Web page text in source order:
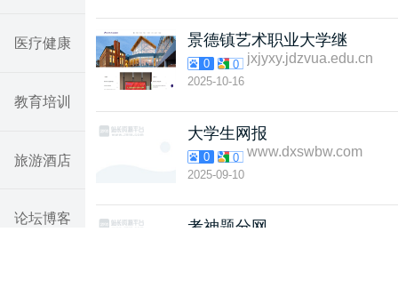
医疗健康
教育培训
旅游酒店
论坛博客
景德镇艺术职业大学继
0 0 jxjyxy.jdzvua.edu.cn
2025-10-16
大学生网报
0 0 www.dxswbw.com
2025-09-10
考神题分网